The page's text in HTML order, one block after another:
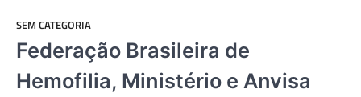
SEM CATEGORIA
Federação Brasileira de
Hemofilia, Ministério e Anvisa